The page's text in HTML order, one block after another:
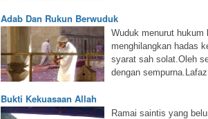
Adab Dan Rukun Berwuduk
Wuduk menurut hukum
menghilangkan hadas
syarat sah solat.Oleh
dengan
Bukti Kekuasaan Allah
Ramai saintis yang